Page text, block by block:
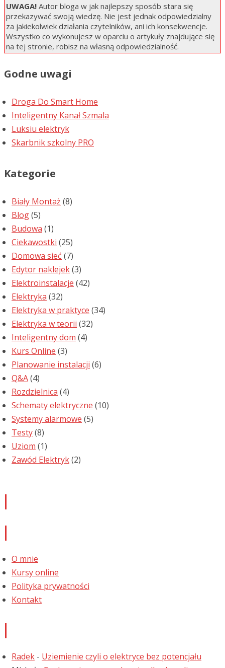
UWAGA! Autor bloga w jak najlepszy sposób stara się
przekazywać swoją wiedzę. Nie jest jednak odpowiedzialny
za jakiekolwiek działania czytelników, ani ich konsekwencje.
Wszystko co wykonujesz w oparciu o artykuły znajdujące się
na tej stronie, robisz na własną odpowiedzialność.
Godne uwagi
Droga Do Smart Home
Inteligentny Kanał Szmala
Luksiu elektryk
Skarbnik szkolny PRO
Kategorie
Biały Montaż (8)
Blog(5)
Budowa (1)
Ciekawostki (25)
Domowa sieć (7)
Edytor naklejek(3)
Elektroinstalacje (42)
Elektryka (32)
Elektryka w praktyce (34)
Elektryka w teorii (32)
Inteligentny dom (4)
Kurs Online (3)
Planowanie instalacji (6)
Q&A(4)
Rozdzielnica (4)
Schematy elektryczne (10)
Systemy alarmowe (5)
Testy(8)
Uziom (1)
Zawód Elektryk(2)
O mnie
Kursy online
Polityka prywatności
Kontakt
Radek - Uziemienie czyli o elektryce bez potencjału